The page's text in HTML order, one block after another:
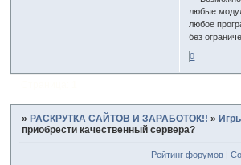
любые
любое
без
0
» РАСКРУТКА САЙТОВ И ЗАРАБОТОК!! »
приобрести качественный сервера?
Рейтинг форумов|